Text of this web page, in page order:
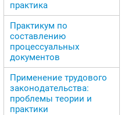
практика
Практикум по
составлению
процессуальных
документов
Применение трудового
законодательства:
проблемы теории и
практики